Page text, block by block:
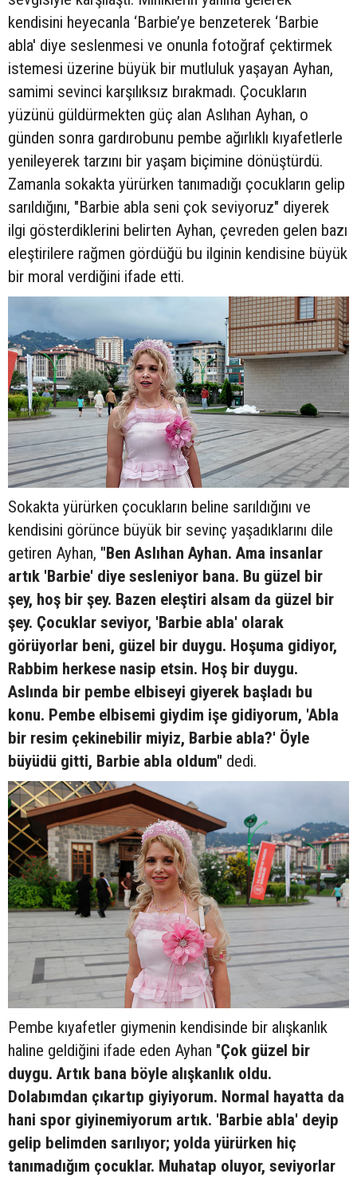
kendisini heyecanla ‘Barbie’ye benzeterek ‘Barbie
abla' diye seslenmesi ve onunla fotoğraf çektirmek
istemesi üzerine büyük bir mutluluk yaşayan Ayhan,
samimi sevinci karşılıksız bırakmadı. Çocukların
yüzünü güldürmekten güç alan Aslıhan Ayhan, o
günden sonra gardırobunu pembe ağırlıklı kıyafetlerle
yenileyerek tarzını bir yaşam biçimine dönüştürdü.
Zamanla sokakta yürürken tanımadığı çocukların gelip
sarıldığını, "Barbie abla seni çok seviyoruz" diyerek
ilgi gösterdiklerini belirten Ayhan, çevreden gelen bazı
eleştirilere rağmen gördüğü bu ilginin kendisine büyük
bir moral verdiğini ifade etti.
Sokakta yürürken çocukların beline sarıldığını ve
kendisini görünce büyük bir sevinç yaşadıklarını dile
getiren Ayhan, "Ben Aslıhan Ayhan. Ama insanlar
artık 'Barbie' diye sesleniyor bana. Bu güzel bir
şey, hoş bir şey. Bazen eleştiri alsam da güzel bir
şey. Çocuklar seviyor, 'Barbie abla' olarak
görüyorlar beni, güzel bir duygu. Hoşuma gidiyor,
Rabbim herkese nasip etsin. Hoş bir duygu.
Aslında bir pembe elbiseyi giyerek başladı bu
konu. Pembe elbisemi giydim işe gidiyorum, 'Abla
bir resim çekinebilir miyiz, Barbie abla?' Öyle
büyüdü gitti, Barbie abla oldum" dedi.
Pembe kıyafetler giymenin kendisinde bir alışkanlık
haline geldiğini ifade eden Ayhan "Çok güzel bir
duygu. Artık bana böyle alışkanlık oldu.
Dolabımdan çıkartıp giyiyorum. Normal hayatta da
hani spor giyinemiyorum artık. 'Barbie abla' deyip
gelip belimden sarılıyor; yolda yürürken hiç
tanımadığım çocuklar. Muhatap oluyor, seviyorlar